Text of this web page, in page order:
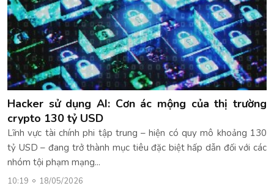
Hacker sử dụng AI: Cơn ác mộng của thị trường
crypto 130 tỷ USD
Lĩnh vực tài chính phi tập trung – hiện có quy mô khoảng 130
tỷ USD – đang trở thành mục tiêu đặc biệt hấp dẫn đối với các
nhóm tội phạm mạng...
10:19 18/05/2026